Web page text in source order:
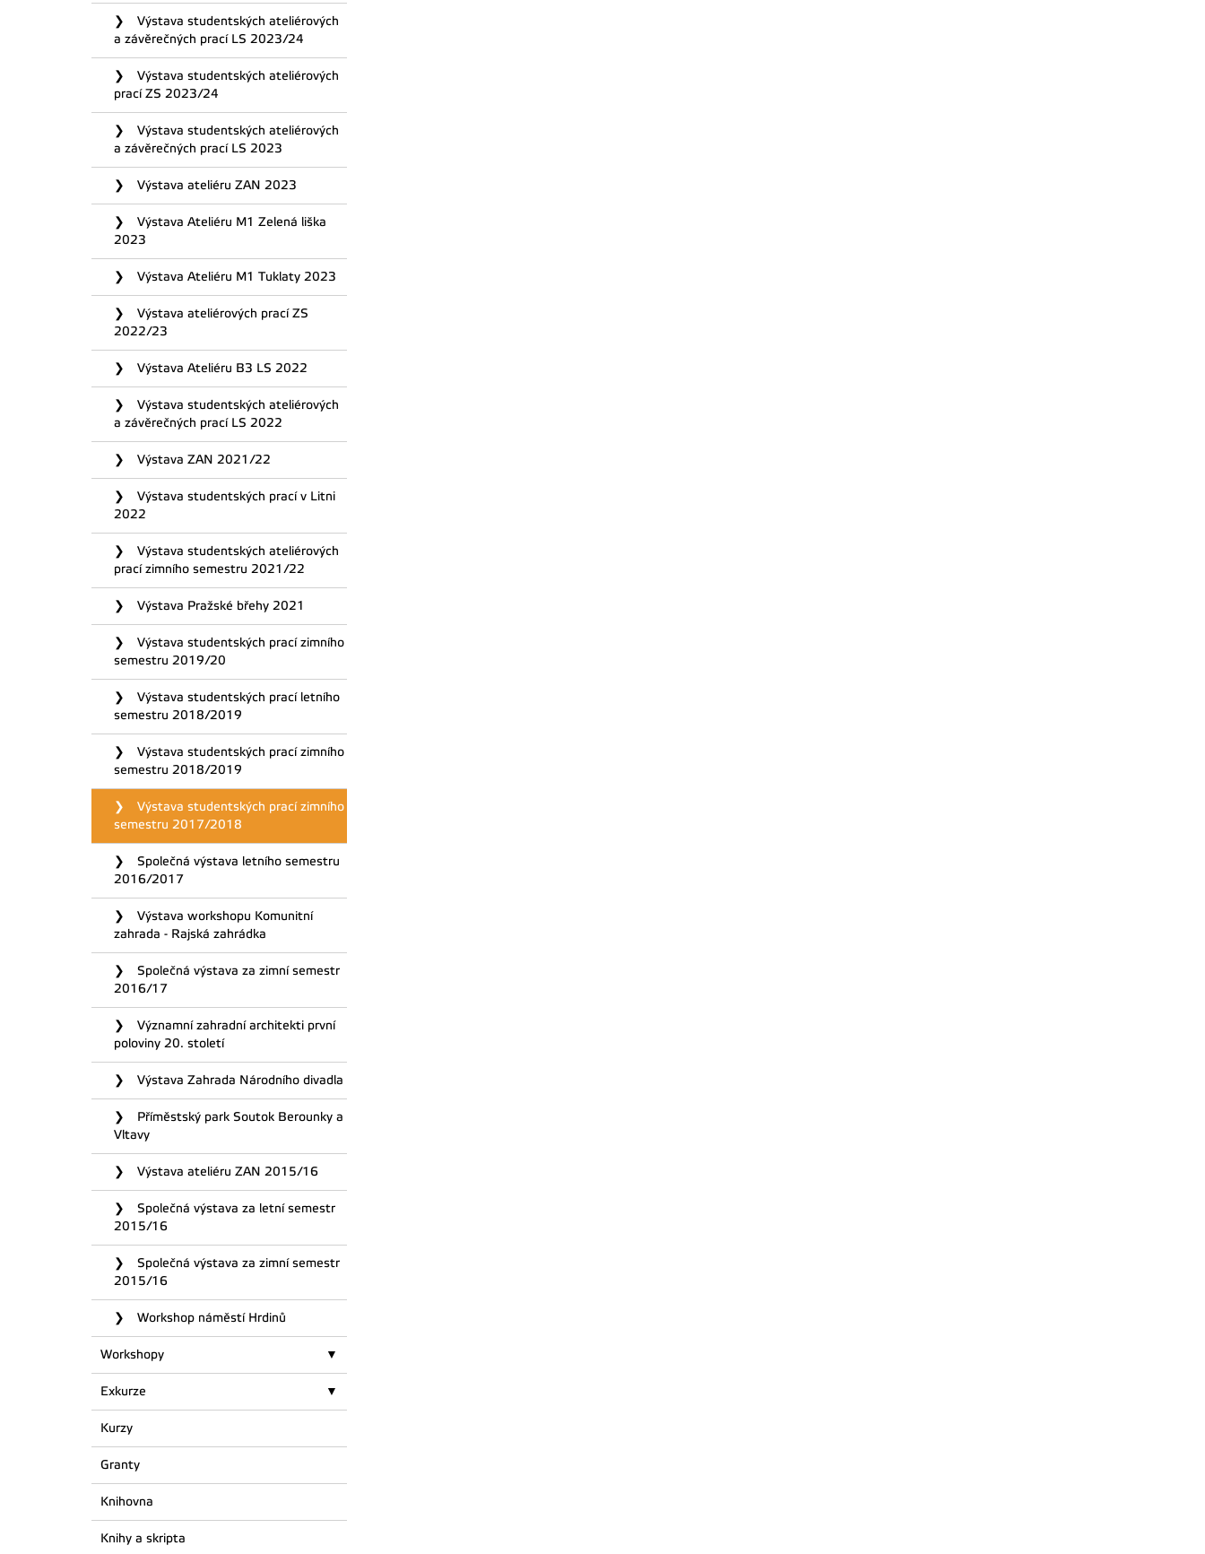
Výstava studentských ateliérových
a závěrečných prací LS 2023/24
Výstava studentských ateliérových
prací ZS 2023/24
Výstava studentských ateliérových
a závěrečných prací LS 2023
Výstava ateliéru ZAN 2023
Výstava Ateliéru M1 Zelená liška
2023
Výstava Ateliéru M1 Tuklaty 2023
Výstava ateliérových prací ZS
2022/23
Výstava Ateliéru B3 LS 2022
Výstava studentských ateliérových
a závěrečných prací LS 2022
Výstava ZAN 2021/22
Výstava studentských prací v Litni
2022
Výstava studentských ateliérových
prací zimního semestru 2021/22
Výstava Pražské břehy 2021
Výstava studentských prací zimního
semestru 2019/20
Výstava studentských prací letního
semestru 2018/2019
Výstava studentských prací zimního
semestru 2018/2019
Výstava studentských prací zimního
semestru 2017/2018
Společná výstava letního semestru
2016/2017
Výstava workshopu Komunitní
zahrada - Rajská zahrádka
Společná výstava za zimní semestr
2016/17
Významní zahradní architekti první
poloviny 20. století
Výstava Zahrada Národního divadla
Příměstský park Soutok Berounky a
Vltavy
Výstava ateliéru ZAN 2015/16
Společná výstava za letní semestr
2015/16
Společná výstava za zimní semestr
2015/16
Workshop náměstí Hrdinů
Workshopy
Exkurze
Kurzy
Granty
Knihovna
Knihy a skripta